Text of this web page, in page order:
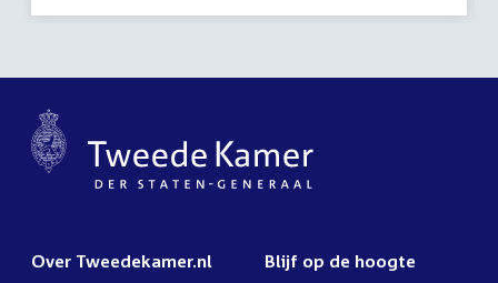
Over Tweedekamer.nl Blijf op de hoogte